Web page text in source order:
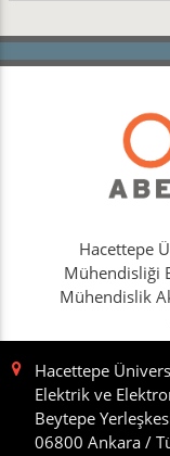
Hacettepe
Mühendisliği
Mühendislik
Hacettepe
Elektrik ve
Beytepe
06800 Ankara /